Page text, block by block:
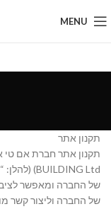
MENU
תקנון אתר
של החברה ומאפשר
של החברה וליצור קשר